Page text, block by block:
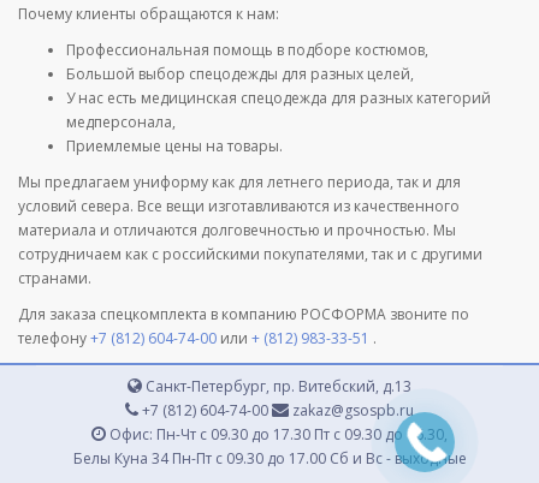
Почему клиенты обращаются к нам:
Профессиональная помощь в подборе костюмов,
Большой выбор спецодежды для разных целей,
У нас есть медицинская спецодежда для разных категорий
медперсонала,
Приемлемые цены на товары.
Мы предлагаем униформу как для летнего периода, так и для
условий севера. Все вещи изготавливаются из качественного
материала и отличаются долговечностью и прочностью. Мы
сотрудничаем как с российскими покупателями, так и с другими
странами.
Для заказа спецкомплекта в компанию РОСФОРМА звоните по
телефону+7 (812) 604-74-00 или + (812) 983-33-51 .
Санкт-Петербург, пр. Витебский, д.13
+7 (812) 604-74-00
zakaz@gsospb.ru
Офис: Пн-Чт с 09.30 до 17.30 Пт с 09.30 до 16.30,
Белы Куна 34 Пн-Пт с 09.30 до 17.00 Сб и Вс - выходные